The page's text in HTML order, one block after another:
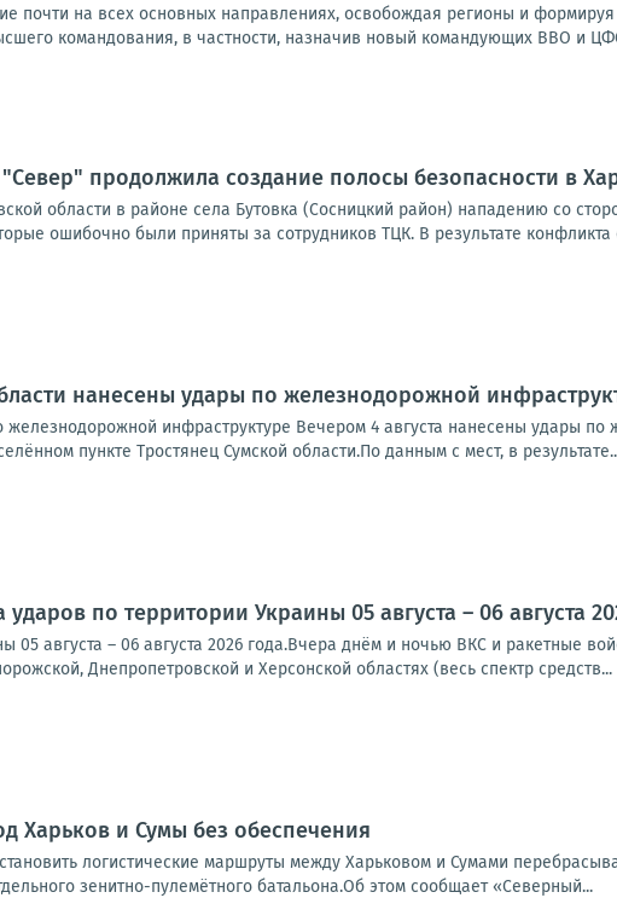
почти на всех основных направлениях, освобождая регионы и
командования, в частности, назначив новый командующих ВВО и
продолжила создание полосы безопасности в
области в районе села Бутовка (Сосницкий район) нападению со
ошибочно были приняты за сотрудников ТЦК. В результате конфликта
нанесены удары по железнодорожной
инфраструктуре Вечером 4 августа нанесены удары по
пункте Тростянец Сумской области.По данным с мест, в
по территории Украины 05 августа – 06 августа
05 августа – 06 августа 2026 года.Вчера днём и ночью ВКС и ракетные
Днепропетровской и Херсонской областях (весь спектр средств...
Харьков и Сумы без обеспечения
логистические маршруты между Харьковом и Сумами
зенитно-пулемётного батальона.Об этом сообщает «Северный...